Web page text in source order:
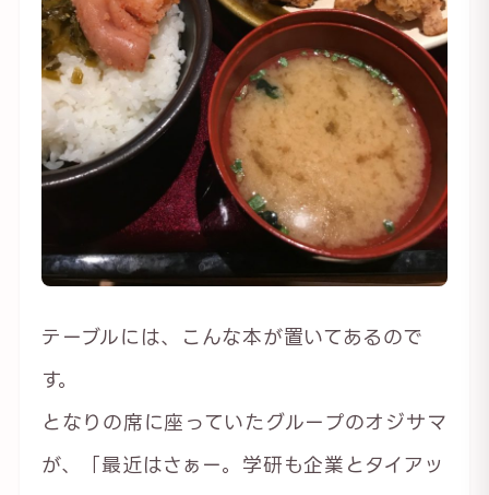
テーブルには、こんな本が置いてあるので
す。
となりの席に座っていたグループのオジサマ
が、「最近はさぁー。学研も企業とタイアッ